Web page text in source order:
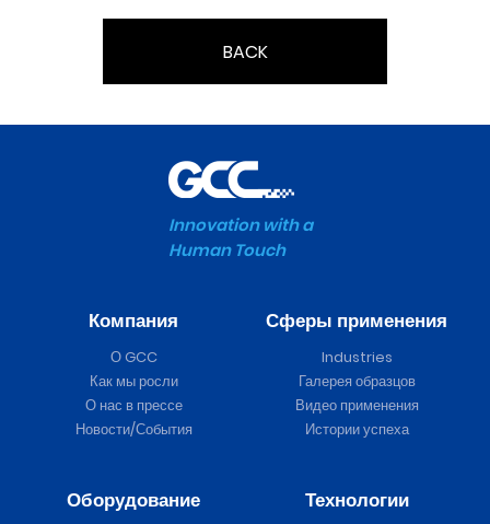
BACK
Innovation with a
Human Touch
Компания
О GCC
Как мы росли
О нас в прессе
Новости/События
Сферы применения
Industries
Галерея образцов
Видео применения
Истории успеха
Оборудование Технологии